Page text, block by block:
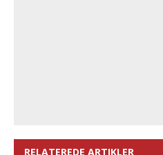
RELATEREDE ARTIKLER